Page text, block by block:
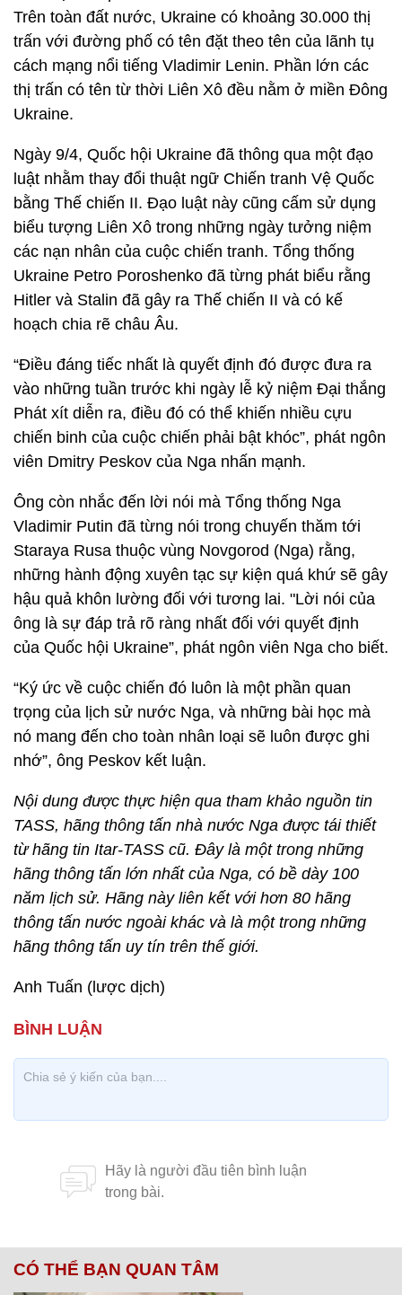
Trên toàn đất nước, Ukraine có khoảng 30.000 thị
trấn với đường phố có tên đặt theo tên của lãnh tụ
cách mạng nổi tiếng Vladimir Lenin. Phần lớn các
thị trấn có tên từ thời Liên Xô đều nằm ở miền Đông
Ukraine.
Ngày 9/4, Quốc hội Ukraine đã thông qua một đạo
luật nhằm thay đổi thuật ngữ Chiến tranh Vệ Quốc
bằng Thế chiến II. Đạo luật này cũng cấm sử dụng
biểu tượng Liên Xô trong những ngày tưởng niệm
các nạn nhân của cuộc chiến tranh. Tổng thống
Ukraine Petro Poroshenko đã từng phát biểu rằng
Hitler và Stalin đã gây ra Thế chiến II và có kế
hoạch chia rẽ châu Âu.
“Điều đáng tiếc nhất là quyết định đó được đưa ra
vào những tuần trước khi ngày lễ kỷ niệm Đại thắng
Phát xít diễn ra, điều đó có thể khiến nhiều cựu
chiến binh của cuộc chiến phải bật khóc”, phát ngôn
viên Dmitry Peskov của Nga nhấn mạnh.
Ông còn nhắc đến lời nói mà Tổng thống Nga
Vladimir Putin đã từng nói trong chuyến thăm tới
Staraya Rusa thuộc vùng Novgorod (Nga) rằng,
những hành động xuyên tạc sự kiện quá khứ sẽ gây
hậu quả khôn lường đối với tương lai. "Lời nói của
ông là sự đáp trả rõ ràng nhất đối với quyết định
của Quốc hội Ukraine”, phát ngôn viên Nga cho biết.
“Ký ức về cuộc chiến đó luôn là một phần quan
trọng của lịch sử nước Nga, và những bài học mà
nó mang đến cho toàn nhân loại sẽ luôn được ghi
nhớ”, ông Peskov kết luận.
Nội dung được thực hiện qua tham khảo nguồn tin
TASS, hãng thông tấn nhà nước Nga được tái thiết
từ hãng tin Itar-TASS cũ. Đây là một trong những
hãng thông tấn lớn nhất của Nga, có bề dày 100
năm lịch sử. Hãng này liên kết với hơn 80 hãng
thông tấn nước ngoài khác và là một trong những
hãng thông tấn uy tín trên thế giới.
Anh Tuấn (lược dịch)
CÓ THỂ BẠN QUAN TÂM